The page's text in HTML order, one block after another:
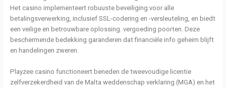
Het casino implementeert robuuste beveiliging voor alle
betalingsverwerking, inclusief SSL-codering en -versleuteling, en biedt
een veilige en betrouwbare oplossing. vergoeding poorten. Deze
beschermende bedekking garanderen dat financiële info geheim blijft
en handelingen zweren.
Playzee casino functioneert beneden de tweevoudige licentie
zelfverzekerdheid van de Malta weddenschap verklaring (MGA) en het